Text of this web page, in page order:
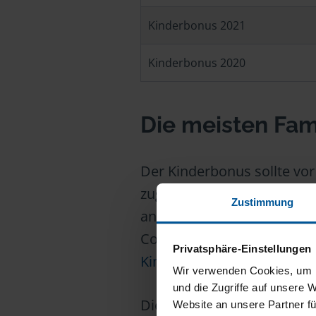
Zustimmung
Privatsphäre-Einstellungen
Wir verwenden Cookies,
und die Zugriffe auf unsere
Website an unsere Partner
Kinderbonus 2021
Kinderbonus 2020
Die meisten
Der Kinderbonus sollte
zugutekommen. Daher
angerechnet. Familien mit
Corona-Kinderbonus:
Kinderfreibetrag
Die Frage, bis zu